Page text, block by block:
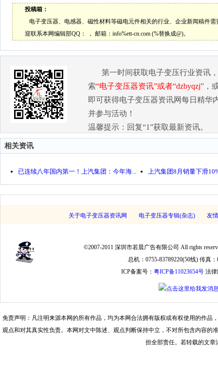
投稿箱：
电子变压器、电感器、磁性材料等磁电元件相关的行业、企业新闻稿件
迎联系本网编辑部QQ：
， 邮箱： info%ett-cn.com (%替换成@)。
第一时间获取电子变压行业资讯
索“电子变压器资讯”或者“dzbyqzj” ，
即可获得电子变压器资讯网每日精华
并参与活动！
温馨提示：回复“1”获取最新资讯。
相关资讯
已连续八年国内第一！上汽集团：今年海... 上汽集团8月销量下滑
关于电子变压器资讯网 电子变压器专辑(杂志) 友
©2007-2011 深圳市若晨广告有限公司 All rights
总机：0755-83789220(50线) 传真
ICP备案号： 粤ICP备11023654号 法
免责声明：凡注明来源本网的所有作品，均为本网合法拥有版权或有权使用的作
观点和对其真实性负责。本网对文中陈述、观点判断保持中立，不对所包含内容
担全部责任。若转载的文